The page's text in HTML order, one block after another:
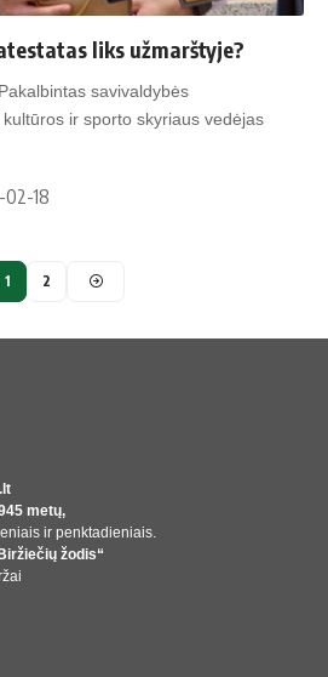
liks užmarštyje?
savivaldybės
ir sporto skyriaus vedėjas
18
1 2
metų,
ir penktadieniais.
žodis“